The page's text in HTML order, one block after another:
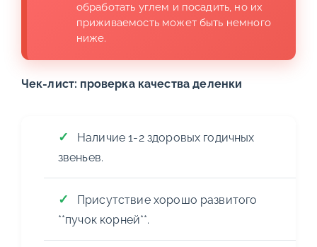
обработать углем и посадить, но их
приживаемость может быть немного
ниже.
Чек-лист: проверка качества деленки
Наличие 1-2 здоровых годичных
звеньев.
Присутствие хорошо развитого
**пучок корней**.